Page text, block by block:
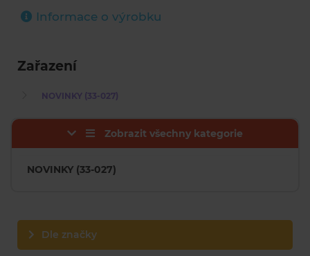
Informace o výrobku
Zařazení
NOVINKY (33-027)
Zobrazit všechny kategorie
NOVINKY (33-027)
Dle značky